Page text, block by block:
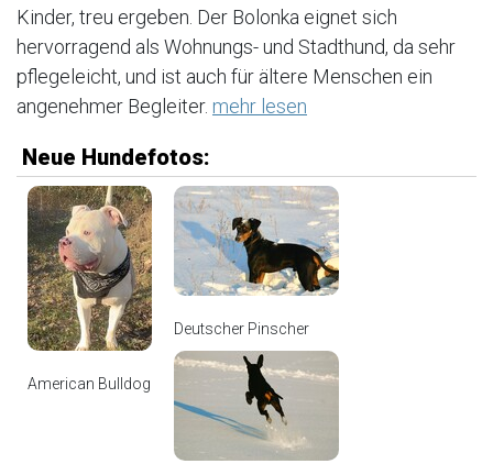
Kinder, treu ergeben. Der Bolonka eignet sich
hervorragend als Wohnungs- und Stadthund, da sehr
pflegeleicht, und ist auch für ältere Menschen ein
angenehmer Begleiter. mehr lesen
Neue Hundefotos:
American Bulldog
Deutscher Pinscher